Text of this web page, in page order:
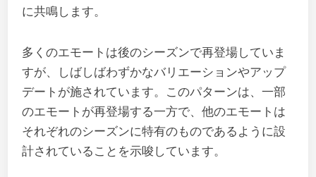
に共鳴します。
多くのエモートは後のシーズンで再登場していま
すが、しばしばわずかなバリエーションやアップ
デートが施されています。このパターンは、一部
のエモートが再登場する一方で、他のエモートは
それぞれのシーズンに特有のものであるように設
計されていることを示唆しています。